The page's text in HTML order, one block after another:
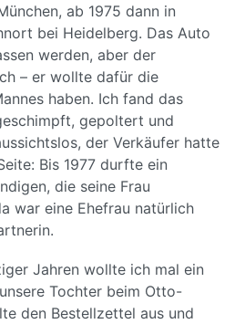
ab 1975 dann in
bei Heidelberg. Das Auto
werden, aber der
– er wollte dafür die
haben. Ich fand das
gepoltert und
der Verkäufer hatte
Bis 1977 durfte ein
die seine Frau
war eine Ehefrau natürlich
Jahren wollte ich mal ein
Tochter beim Otto-
den Bestellzettel aus und